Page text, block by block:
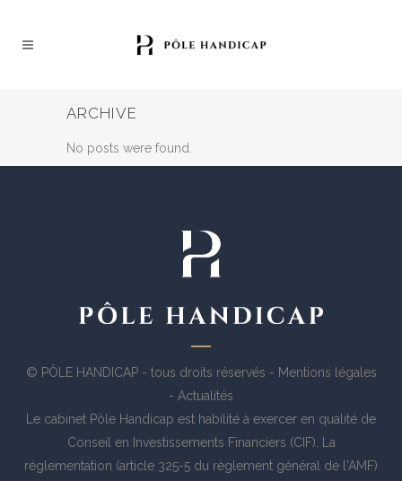
ARCHIVE
No posts were found.
© PÔLE HANDICAP - tous droits réservés - Mentions légales
- Actualités
Le cabinet Pôle Handicap est habilité à exercer en qualité de
Conseil en Investissements Financiers (CIF). La
réglementation (article 325-5 du règlement général de l'AMF)